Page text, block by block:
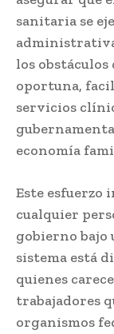
sanitaria se
los
oportuna,
servicios
economía
Este esfuerzo
cualquier
gobierno bajo
sistema está
quienes
trabajadores
organismos